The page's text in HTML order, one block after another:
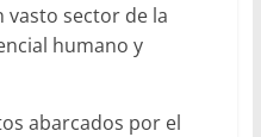
sector de la
humano y
abarcados por el